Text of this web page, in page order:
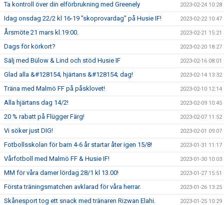
Ta kontroll över din elförbrukning med Greenely 2023-02-24 10:28
Idag onsdag 22/2 kl 16-19 "skoprovardag" på Husie IF! 2023-02-22 10:47
Årsmöte 21 mars kl.19:00. 2023-02-21 15:21
Dags för körkort? 2023-02-20 18:27
Sälj med Bülow & Lind och stöd Husie IF 2023-02-16 08:01
Glad alla &#128154; hjärtans &#128154; dag! 2023-02-14 13:32
Träna med Malmö FF på påsklovet! 2023-02-10 12:14
Alla hjärtans dag 14/2! 2023-02-09 10:45
20 % rabatt på Flügger Färg! 2023-02-07 11:52
Vi söker just DIG! 2023-02-01 09:07
Fotbollsskolan för barn 4-6 år startar åter igen 15/8! 2023-01-31 11:17
Vårfotboll med Malmö FF & Husie IF! 2023-01-30 10:03
MM för våra damer lördag 28/1 kl 13.00! 2023-01-27 15:51
Första träningsmatchen avklarad för våra herrar. 2023-01-26 13:25
Skånesport tog ett snack med tränaren Rizwan Elahi. 2023-01-25 10:29